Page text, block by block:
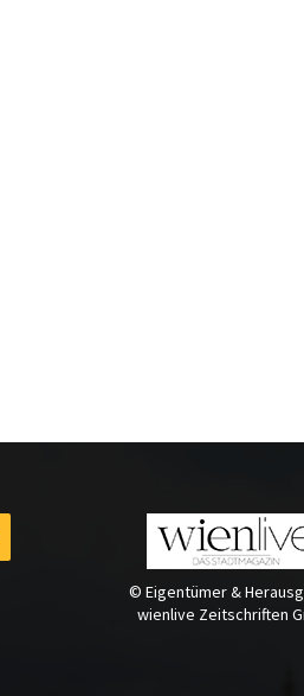
© Eigentümer &
wienlive Zeitschriften